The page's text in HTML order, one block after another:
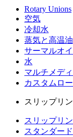
Rotary Unions
空気
冷却水
蒸気と高温油
サーマルオ
水
マルチメデ
カスタムロ
スリップリ
スリップリ
スタンダード